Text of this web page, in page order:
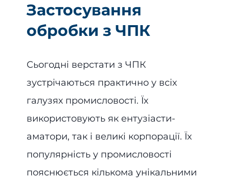
Застосування
обробки з ЧПК
Сьогодні верстати з ЧПК
зустрічаються практично у всіх
галузях промисловості. Їх
використовують як ентузіасти-
аматори, так і великі корпорації. Їх
популярність у промисловості
пояснюється кількома унікальними